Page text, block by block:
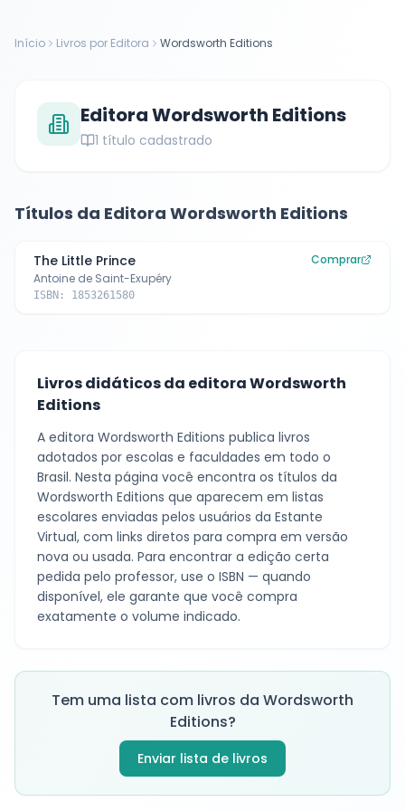
Início Livros por Editora Wordsworth Editions
EditoraWordsworth Editions
1 título cadastrado
Títulos da Editora Wordsworth Editions
The Little Prince
Antoine de Saint-Exupéry
ISBN: 1853261580
Comprar
Livros didáticos da editoraWordsworth
Editions
A editora Wordsworth Editions publica livros
adotados por escolas e faculdades em todo o
Brasil. Nesta página você encontra os títulos da
Wordsworth Editions que aparecem em listas
escolares enviadas pelos usuários da Estante
Virtual, com links diretos para compra em versão
nova ou usada. Para encontrar a edição certa
pedida pelo professor, use o ISBN — quando
disponível, ele garante que você compra
exatamente o volume indicado.
Tem uma lista com livros da Wordsworth
Editions?
Enviar lista de livros